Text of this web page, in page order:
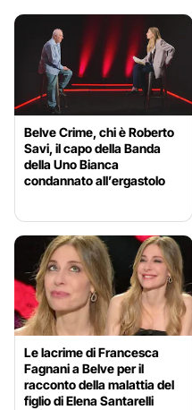
Belve Crime, chi è Roberto
Savi, il capo della Banda
della Uno Bianca
condannato all’ergastolo
Le lacrime di Francesca
Fagnani a Belve per il
racconto della malattia del
figlio di Elena Santarelli